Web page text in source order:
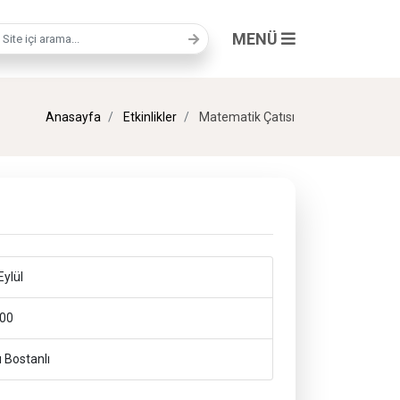
terimi MENÜ
Anasayfa Etkinlikler Matematik Çatısı
Bostanlı